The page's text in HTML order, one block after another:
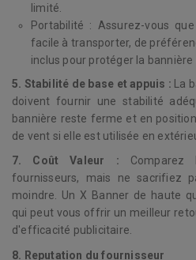
limité.
Portabilité : Assurez-vous
facile à transporter, de
inclus pour protéger la
5. Stabilité de base et appuis : La
doivent fournir une stabilité
bannière reste ferme et en
de vent si elle est utilisée en
7. Coût Valeur : Comparez
fournisseurs, mais ne sacrifiez
moindre. Un X Banner de haute
qui peut vous offrir un meilleur
d'efficacité publicitaire.
8. Reputation du fournisseur